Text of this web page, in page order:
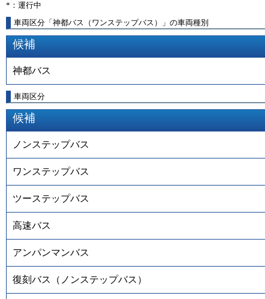
*：運行中
車両区分「神都バス（ワンステップバス）」の車両種別
候補
神都バス
車両区分
候補
ノンステップバス
ワンステップバス
ツーステップバス
高速バス
アンパンマンバス
復刻バス（ノンステップバス）